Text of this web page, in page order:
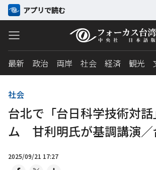
アプリで読む
最新 政治 両岸 社会 経済 観光
社会
台北で「台日科学技術対
ム 甘利明氏が基調講演／
2025/09/21 17:27